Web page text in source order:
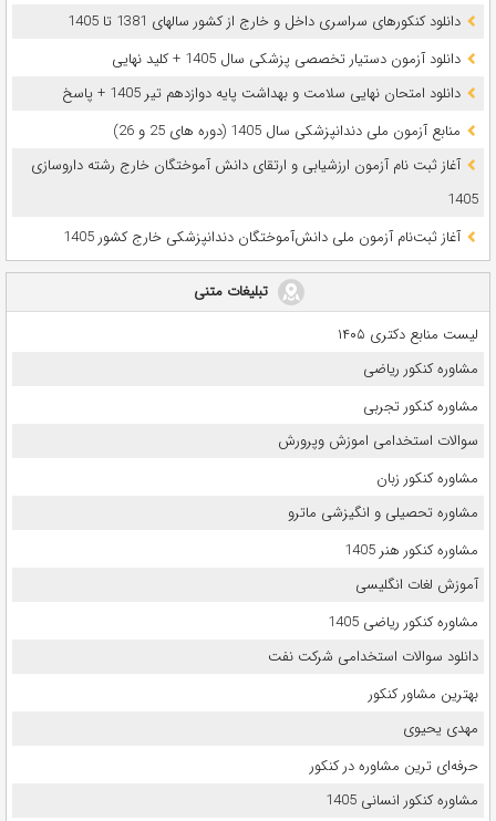
دانلود کنکورهای سراسری داخل و خارج از کشور سالهای 1381 تا 1405
دانلود آزمون دستیار تخصصی پزشکی سال 1405 + کلید نهایی
دانلود امتحان نهایی سلامت و بهداشت پایه دوازدهم تیر 1405 + پاسخ
ﻣﻨﺎﺑﻊ آزﻣﻮن ﻣﻠﯽ دندانپزشکی سال 1405 (دوره های 25 و 26)
آغاز ثبت نام آزمون‌ ارزشیابی و ارتقای دانش آموختگان خارج رشته داروسازی
1405
آغاز ثبت‌نام آزمون ملی دانش‌آموختگان دندانپزشکی خارج کشور 1405
تبلیغات متنی
لیست منابع دکتری ۱۴۰۵
مشاوره کنکور ریاضی
مشاوره کنکور تجربی
سوالات استخدامی اموزش وپرورش
مشاوره کنکور زبان
مشاوره تحصیلی و انگیزشی ماترو
مشاوره کنکور هنر 1405
آموزش لغات انگلیسی
مشاوره کنکور ریاضی 1405
دانلود سوالات استخدامی شرکت نفت
بهترین مشاور کنکور
مهدی یحیوی
حرفه‌ای ترین مشاوره در کنکور
مشاوره کنکور انسانی 1405